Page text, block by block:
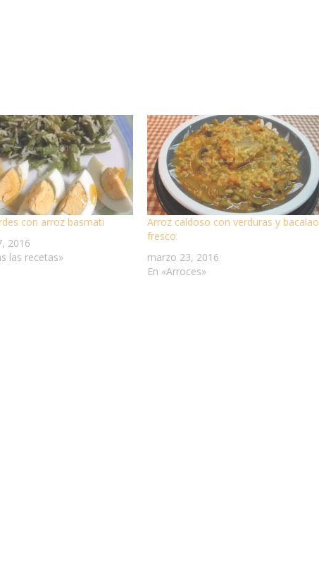
con arroz basmati
2016
las recetas»
Arroz caldoso con verduras y bacalao
fresco
marzo 23, 2016
En «Arroces»